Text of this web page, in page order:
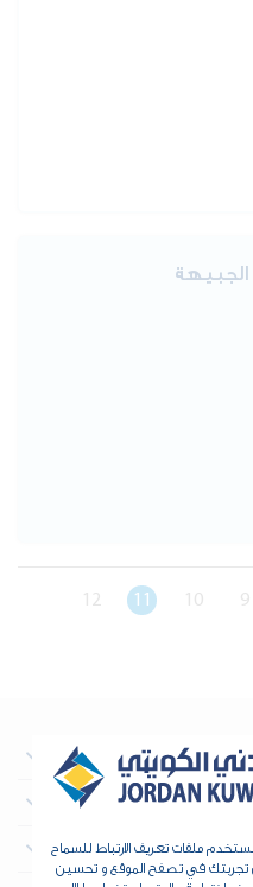
الجبيهة
9
10
11
12
ملفات تعريف الارتباط للسماح
في تصفح الموقع و تحسين